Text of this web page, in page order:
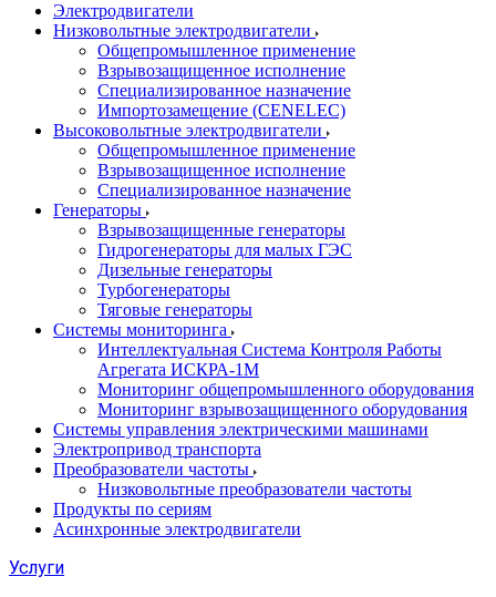
Электродвигатели
Низковольтные электродвигатели
Общепромышленное применение
Взрывозащищенное исполнение
Специализированное назначение
Импортозамещение (CENELEC)
Высоковольтные электродвигатели
Общепромышленное применение
Взрывозащищенное исполнение
Специализированное назначение
Генераторы
Взрывозащищенные генераторы
Гидрогенераторы для малых ГЭС
Дизельные генераторы
Турбогенераторы
Тяговые генераторы
Системы мониторинга
Интеллектуальная Система Контроля Работы
Агрегата ИСКРА-1М
Мониторинг общепромышленного оборудования
Мониторинг взрывозащищенного оборудования
Системы управления электрическими машинами
Электропривод транспорта
Преобразователи частоты
Низковольтные преобразователи частоты
Продукты по сериям
Асинхронные электродвигатели
Услуги